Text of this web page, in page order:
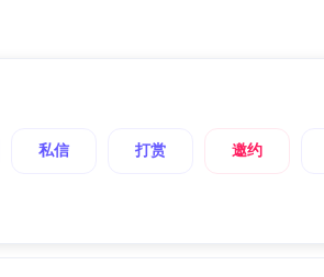
私信 打赏 邀约